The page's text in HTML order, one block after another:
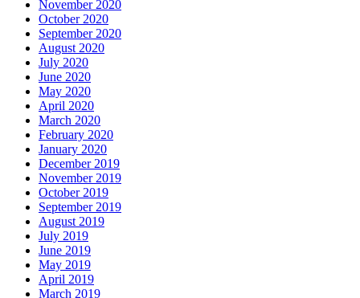
November 2020
October 2020
September 2020
August 2020
July 2020
June 2020
May 2020
April 2020
March 2020
February 2020
January 2020
December 2019
November 2019
October 2019
September 2019
August 2019
July 2019
June 2019
May 2019
April 2019
March 2019